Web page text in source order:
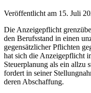
Veröffentlicht am 15. Juli
Die Anzeigepflicht
den Berufsstand in einen
gegensätzlicher Pflichten
hat sich die Anzeigepflicht
Steuerplanung als ein allzu
fordert in seiner
deren Abschaffung.